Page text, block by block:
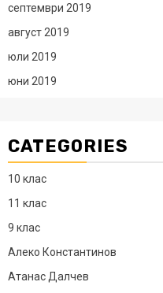
септември 2019
август 2019
юли 2019
юни 2019
CATEGORIES
10 клас
11 клас
9 клас
Алеко Константинов
Атанас Далчев